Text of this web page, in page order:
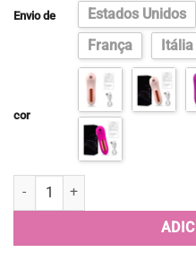
Envio de
Estados Unidos
França
Itália
cor
Quantidade de Massajador de